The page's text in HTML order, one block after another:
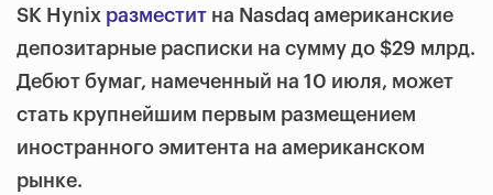
SK Hynix разместит на Nasdaq американские
депозитарные расписки на сумму до $29 млрд.
Дебют бумаг, намеченный на 10 июля, может
стать крупнейшим первым размещением
иностранного эмитента на американском
рынке.